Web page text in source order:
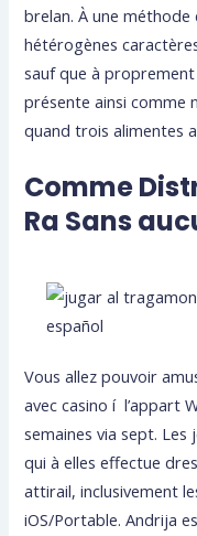
brelan. À une méthode
hétérogènes
sauf que à
présente ainsi comme
quand trois alimentes
Comme
Ra Sans
Vous allez pouvoir
avec casino í l’appart
semaines via sept.
qui à elles effectue
attirail, inclusivement
iOS/Portable. Andrija